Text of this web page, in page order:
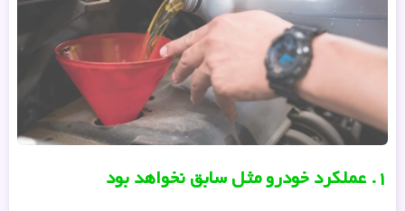
۱.عملکرد خودرو مثل سابق نخواهد بود